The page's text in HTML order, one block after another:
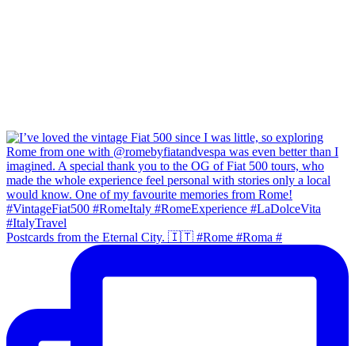
Postcards from the Eternal City. 🇮🇹 #Rome #Roma #